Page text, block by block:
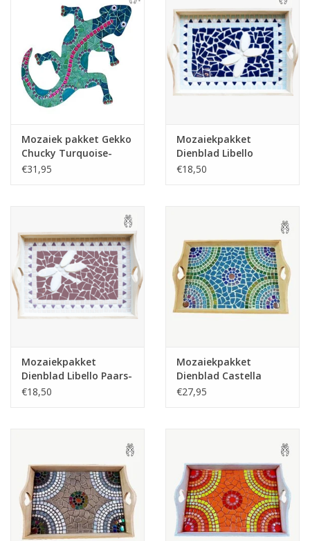
Mozaiek pakket Gekko
Chucky Turquoise-
Blauw-Paars
€31,95
Mozaiekpakket
Dienblad Libello
Blauw-Wit
€18,50
Mozaiekpakket
Dienblad Libello Paars-
Rose-Wit
€18,50
Mozaiekpakket
Dienblad Castella
Blauw-Groen
€27,95